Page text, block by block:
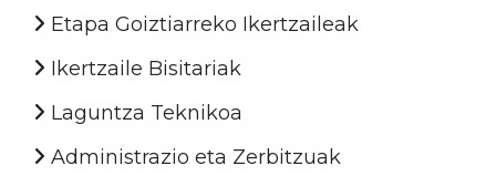
Etapa Goiztiarreko Ikertzaileak
Ikertzaile Bisitariak
Laguntza Teknikoa
Administrazio eta Zerbitzuak